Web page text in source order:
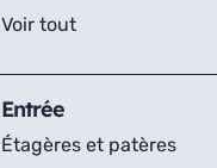
Voir tout
Entrée
Étagères et patères